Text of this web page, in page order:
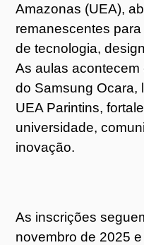
Amazonas (UEA),
remanescentes
de tecnologia,
As aulas
do Samsung Ocara,
UEA Parintins,
universidade,
inovação.
As inscrições
novembro de 2025